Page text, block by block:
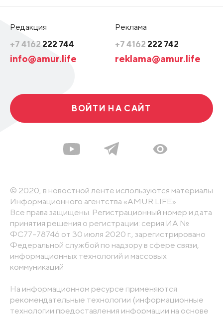
Редакция
+7 4162 222 744
info@amur.life
Реклама
+7 4162 222 742
reklama@amur.life
ВОЙТИ НА САЙТ
© 2020, в новостной ленте используются материалы
Информационного агентства «AMUR.LIFE».
Все права защищены. Регистрационный номер и дата
принятия решения о регистрации: серия ИА №
ФС77-78746 от 30 июля 2020 г., зарегистрировано
Федеральной службой по надзору в сфере связи,
информационных технологий и массовых
коммуникаций
На информационном ресурсе применяются
рекомендательные технологии (информационные
технологии предоставления информации на основе